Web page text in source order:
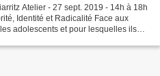
Atelier - 27 sept. 2019 - 14h à 18h
Identité et Radicalité Face aux
adolescents et pour lesquelles ils